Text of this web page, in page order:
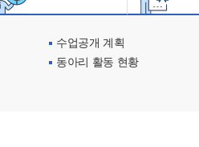
수업공개 계획
동아리 활동 현황